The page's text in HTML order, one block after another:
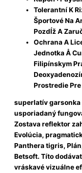
Tolerantní K
Športové Na
Pozdĺž A
Ochrana A
Jednotka Å
Filipínskym
Prostredie
superlatív
usporiadaný
Zostava reflektor
Evolúcia,
Panthera tigris,
Betsoft. Títo
vráskavé vizuálne